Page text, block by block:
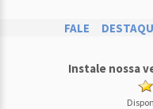
FALE
Instale nossa